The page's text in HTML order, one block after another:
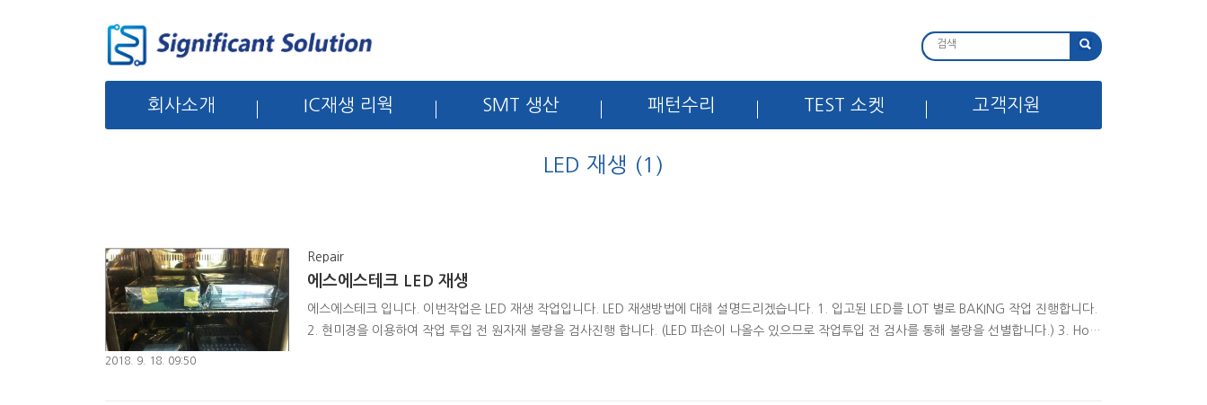
회사소개 IC재생 리웍 SMT 생산 패턴수리 TEST 소켓 고객지원
LED 재생 (1)
Repair
에스에스테크 LED 재생
에스에스테크 입니다. 이번작업은 LED 재생 작업입니다. LED 재생방법에 대해 설명드리겠습니다. 1. 입고된 LED를 LOT 별로 BAKING 작업 진행합니다.
2. 현미경을 이용하여 작업 투입 전 원자재 불량을 검사진행 합니다. (LED 파손이 나올수 있으므로 작업투입 전 검사를 통해 불량을 선별합니다.) 3. Hotp
2018. 9. 18. 09:50